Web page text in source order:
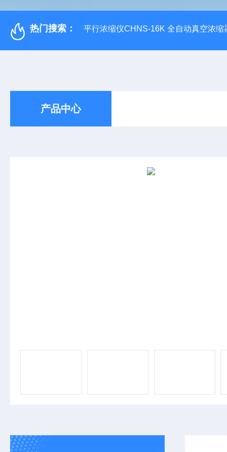
热门搜索： 平行浓缩仪CHNS-16K 全自动真空浓缩
产品中心